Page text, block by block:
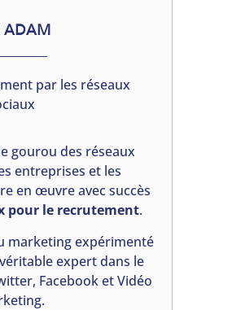
ADAM
par les réseaux
gourou des réseaux
entreprises et les
en œuvre avec succès
pour le recrutement.
marketing expérimenté
expert dans le
Facebook et Vidéo